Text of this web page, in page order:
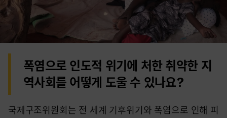
Video
폭염으로 인도적 위기에 처한 취약한 지
역사회를 어떻게 도울 수 있나요?
국제구조위원회는 전 세계 기후위기와 폭염으로 인해 피